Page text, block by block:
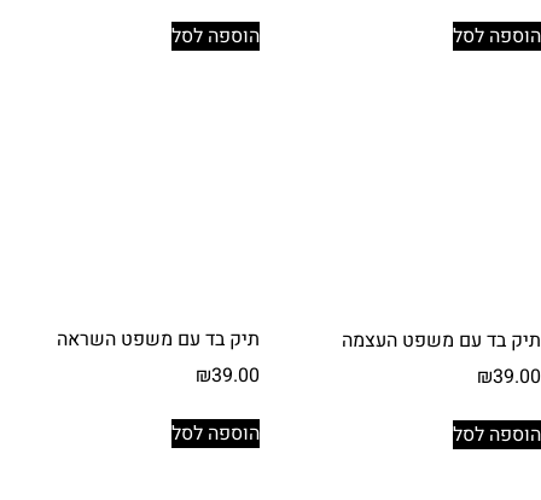
הוספה לסל
הוספה לסל
תיק בד עם משפט העצמה
₪39.00
הוספה לסל
תיק בד עם משפט השראה
₪39.00
הוספה לסל